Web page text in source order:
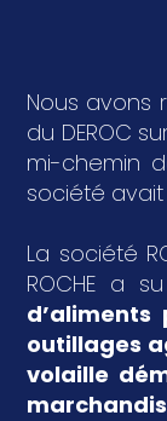
Nous avons
du DEROC
mi-chemin
société
La société
ROCHE a
outillages
volaille